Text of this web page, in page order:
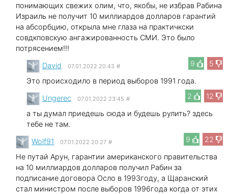
понимающих свежих олим, что, якобы, не избрав Рабина
Израиль не получит 10 миллиардов долларов гарантий
на абсорбцию, открыла мне глаза на практичкски
совдкповскую ангажированность СМИ. Это было
потрясением!!!
9
5
David 07.01.2022 20:43 #
Это происходило в период выборов 1991 года.
2
12
Ungerec 07.01.2022 23:45 #
а ты думал приедешь сюда и будешь рулить? здесь
тебе не там.
9
22
Wolf91 07.01.2022 20:27 #
Не путай Арун, гарантии американского правительства
на 10 миллиардов долларов получил Рабин за
подписание договора Осло в 1993году, а Щаранский
стал министром после выборов 1996года когда от этих